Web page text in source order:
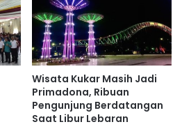
Wisata Kukar Masih Jadi
Primadona, Ribuan
Pengunjung Berdatangan
Saat Libur Lebaran